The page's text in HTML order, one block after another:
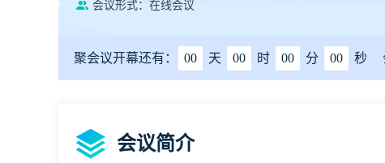
会议形式：在线会议
聚会议开幕还有： 00 天 00 时 00 分 00 秒
会议简介